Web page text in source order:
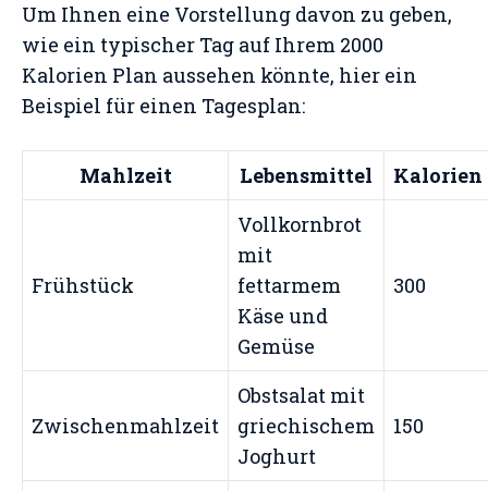
Um Ihnen eine Vorstellung davon zu geben,
wie ein typischer Tag auf Ihrem 2000
Kalorien Plan aussehen könnte, hier ein
Beispiel für einen Tagesplan:
Mahlzeit Lebensmittel Kalorien
Frühstück
Vollkornbrot
mit
fettarmem
Käse und
Gemüse
300
Zwischenmahlzeit
Obstsalat mit
griechischem
Joghurt
150